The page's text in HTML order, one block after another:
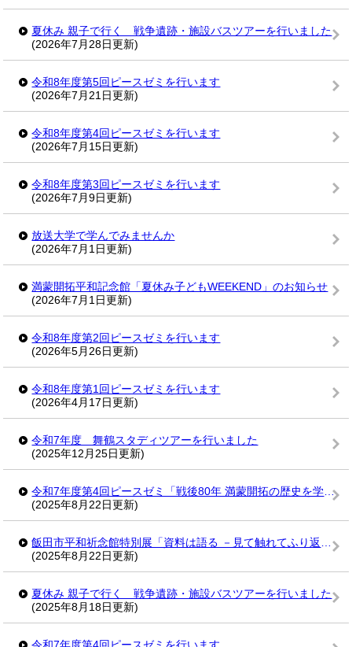
夏休み 親子で行く 戦争遺跡・施設バスツアーを行いました
(2026年7月28日更新)
令和8年度第5回ピースゼミを行います
(2026年7月21日更新)
令和8年度第4回ピースゼミを行います
(2026年7月15日更新)
令和8年度第3回ピースゼミを行います
(2026年7月9日更新)
放送大学で学んでみませんか
(2026年7月1日更新)
満蒙開拓平和記念館「夏休み子どもWEEKEND」のお知らせ
(2026年7月1日更新)
令和8年度第2回ピースゼミを行います
(2026年5月26日更新)
令和8年度第1回ピースゼミを行います
(2026年4月17日更新)
令和7年度 舞鶴スタディツアーを行いました
(2025年12月25日更新)
令和7年度第4回ピースゼミ「戦後80年 満蒙開拓の歴史を学ぶ」を行いました
(2025年8月22日更新)
(2025年8月22日更新)
夏休み 親子で行く 戦争遺跡・施設バスツアーを行いました
(2025年8月18日更新)